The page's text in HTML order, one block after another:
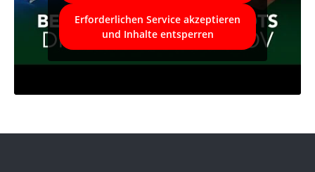
Erforderlichen Service akzeptieren
und Inhalte entsperren